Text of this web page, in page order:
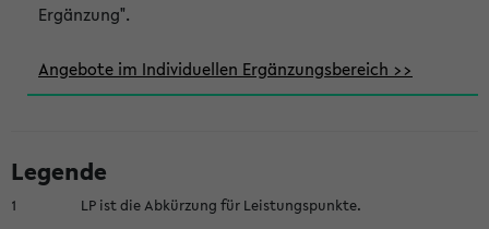
Ergänzung".
Angebote im Individuellen Ergänzungsbereich >>
Legende
1
LP ist die Abkürzung für Leistungspunkte.